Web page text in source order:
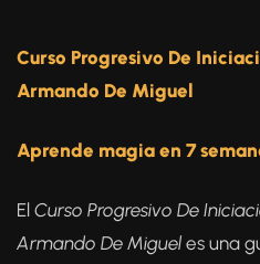
Curso Progresivo De
Armando De Miguel
Aprende magia en 7
El Curso Progresivo De
Armando De Miguel es una